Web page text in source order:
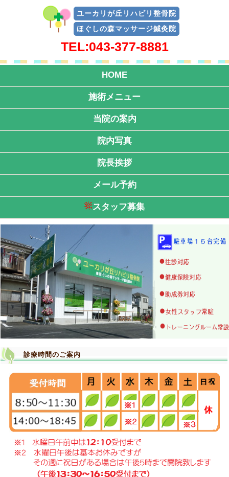
ユーカリが丘リハビリ整骨院
ほぐしの森マッサージ鍼灸院
TEL:043-377-8881
HOME
施術メニュー
当院の案内
院内写真
院長挨拶
メール予約
スタッフ募集
診療時間のご案内